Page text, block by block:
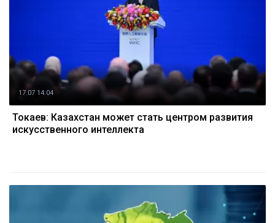
17.07 14:04
Токаев: Казахстан может стать центром развития
искусственного интеллекта